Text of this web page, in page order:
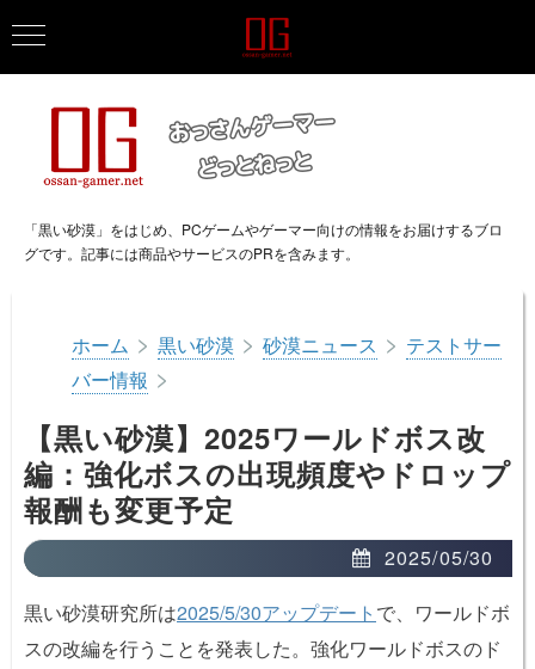
「黒い砂漠」をはじめ、PCゲームやゲーマー向けの情報をお届けするブロ
グです。記事には商品やサービスのPRを含みます。
ホーム > 黒い砂漠 > 砂漠ニュース > テストサー
バー情報 >
【黒い砂漠】2025ワールドボス改
編：強化ボスの出現頻度やドロップ
報酬も変更予定
2025/05/30
黒い砂漠研究所は2025/5/30アップデート で、ワールドボ
スの改編を行うことを発表した。強化ワールドボスのド